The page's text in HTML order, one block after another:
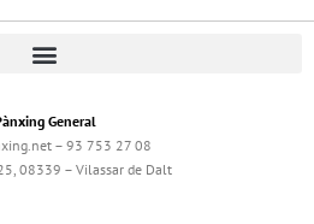
General
– 93 753 27 08
08339 – Vilassar de Dalt